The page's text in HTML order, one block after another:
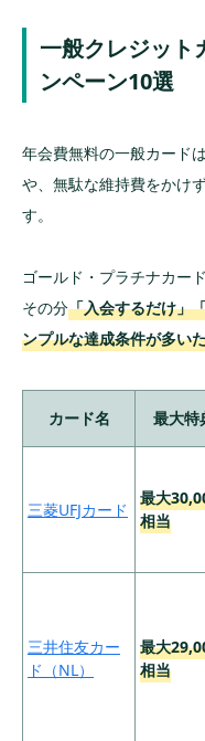
ポイントよ
ック特典のカ
クレジットカ
点
有効期限つ
入会経路（
よる特典の
あり
特典目的の
性あり
クレジット
ある質問
まとめ：クレ
は特典内容
3
®︎・ゴール
ド・プリファ
ード・カード
ポ
4
三井住友カー
ド Visa
ント
リファード
一般クレジット
ンペーン10選
年会費無料の一般カード
や、無駄な維持費をかけ
す。
ゴールド・プラチナカー
その分「入会するだけ」
ンプルな達成条件が多い
カード名 最大特
三菱UFJカード
最大
相当
三井住友カー
ド（NL）
最大
相当